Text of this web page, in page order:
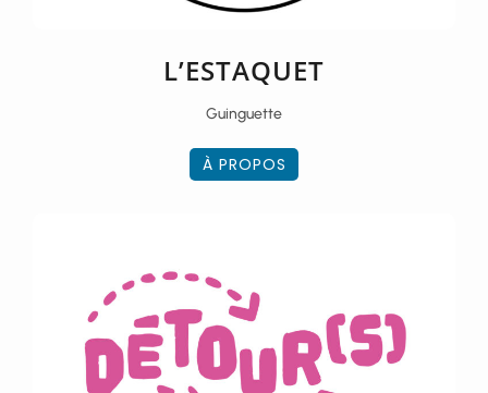
L’ESTAQUET
Guinguette
À PROPOS